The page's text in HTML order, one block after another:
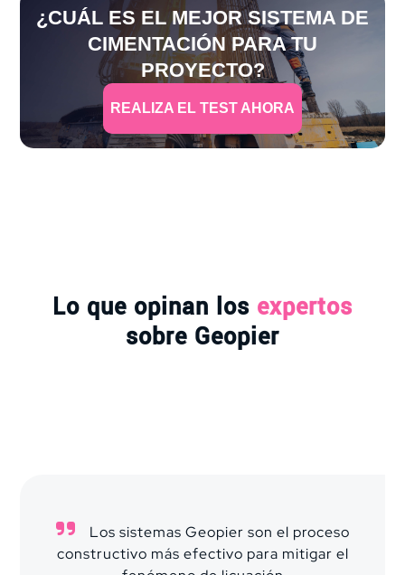
¿CUÁL ES EL MEJOR SISTEMA DE
CIMENTACIÓN PARA TU
PROYECTO?
REALIZA EL TEST AHORA
Lo que opinan los expertos
sobre Geopier
Los sistemas Geopier son el proceso
constructivo más efectivo para mitigar el